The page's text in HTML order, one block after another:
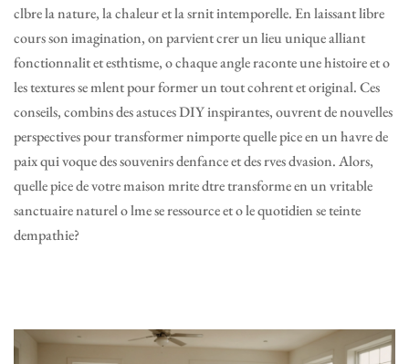
clbre la nature, la chaleur et la srnit intemporelle. En laissant libre
cours son imagination, on parvient crer un lieu unique alliant
fonctionnalit et esthtisme, o chaque angle raconte une histoire et o
les textures se mlent pour former un tout cohrent et original. Ces
conseils, combins des astuces DIY inspirantes, ouvrent de nouvelles
perspectives pour transformer nimporte quelle pice en un havre de
paix qui voque des souvenirs denfance et des rves dvasion. Alors,
quelle pice de votre maison mrite dtre transforme en un vritable
sanctuaire naturel o lme se ressource et o le quotidien se teinte
dempathie?